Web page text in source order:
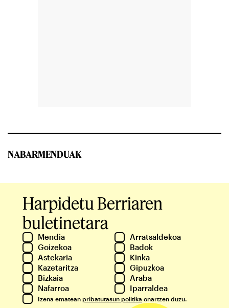
NABARMENDUAK
Harpidetu Berriaren
buletinetara
Mendia
Arratsaldekoa
Goizekoa
Badok
Astekaria
Kinka
Kazetaritza
Gipuzkoa
Bizkaia
Araba
Nafarroa
Iparraldea
Izena ematean pribatutasun politika onartzen duzu.